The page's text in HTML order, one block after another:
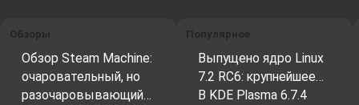
Обзоры
Обзор Steam Machine:
очаровательный, но
разочаровывающий…
Популярное
Выпущено ядро Linux
7.2 RC6: крупнейшее…
В KDE Plasma 6.7.4